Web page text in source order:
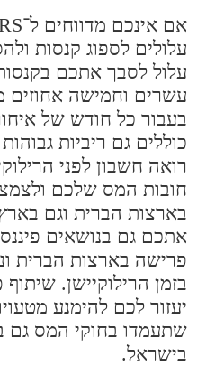
עלולים לספוג קנסות
עלול לסבך אתכם
עשרים וחמישה
בעבור כל חודש של
כוללים גם ריביות
רואה חשבון לפני
חובות המס שלכם
בארצות הברית וגם
אתכם גם בנושאים
פרישה בארצות הברית
בזמן הרילוקיישן.
יעזור לכם להימנע
שתעמדו בחוקי המס גם
בישראל.